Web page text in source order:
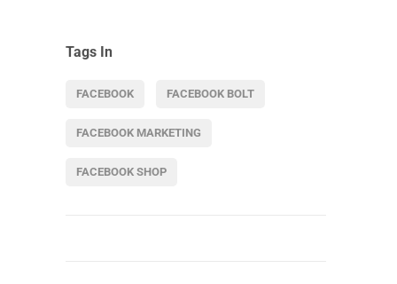
Tags In
FACEBOOK FACEBOOK BOLT
FACEBOOK MARKETING
FACEBOOK SHOP